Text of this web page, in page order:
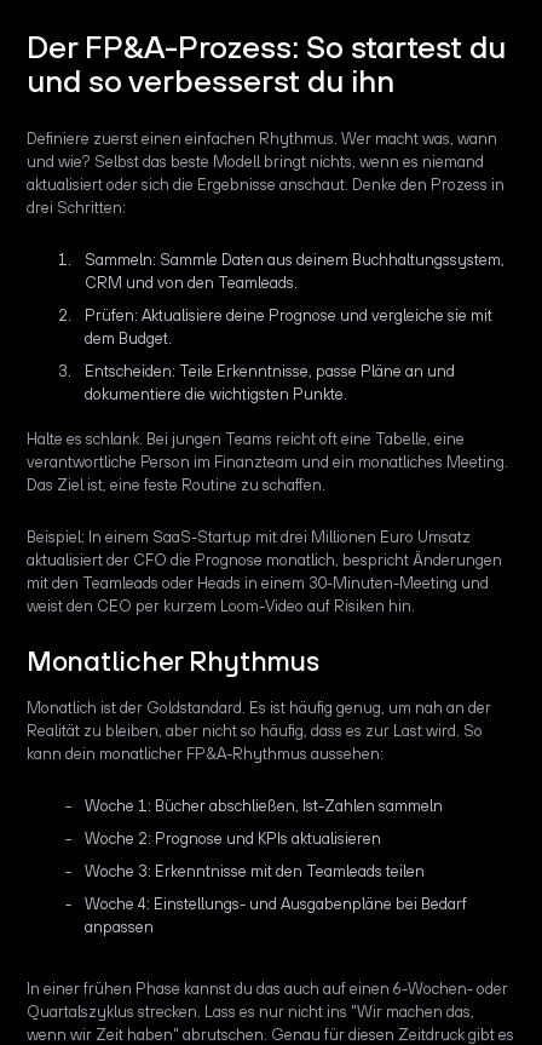
Der FP&A-Prozess: So startest du
und so verbesserst du ihn
Definiere zuerst einen einfachen Rhythmus. Wer macht was, wann
und wie? Selbst das beste Modell bringt nichts, wenn es niemand
aktualisiert oder sich die Ergebnisse anschaut. Denke den Prozess in
drei Schritten:
Sammeln: Sammle Daten aus deinem Buchhaltungssystem,
CRM und von den Teamleads.
Prüfen: Aktualisiere deine Prognose und vergleiche sie mit
dem Budget.
Entscheiden: Teile Erkenntnisse, passe Pläne an und
dokumentiere die wichtigsten Punkte.
Halte es schlank. Bei jungen Teams reicht oft eine Tabelle, eine
verantwortliche Person im Finanzteam und ein monatliches Meeting.
Das Ziel ist, eine feste Routine zu schaffen.
Beispiel: In einem SaaS-Startup mit drei Millionen Euro Umsatz
aktualisiert der CFO die Prognose monatlich, bespricht Änderungen
mit den Teamleads oder Heads in einem 30-Minuten-Meeting und
weist den CEO per kurzem Loom-Video auf Risiken hin.
Monatlicher Rhythmus
Monatlich ist der Goldstandard. Es ist häufig genug, um nah an der
Realität zu bleiben, aber nicht so häufig, dass es zur Last wird. So
kann dein monatlicher FP&A-Rhythmus aussehen:
Woche 1: Bücher abschließen, Ist-Zahlen sammeln
Woche 2: Prognose und KPIs aktualisieren
Woche 3: Erkenntnisse mit den Teamleads teilen
Woche 4: Einstellungs- und Ausgabenpläne bei Bedarf
anpassen
In einer frühen Phase kannst du das auch auf einen 6-Wochen- oder
Quartalszyklus strecken. Lass es nur nicht ins "Wir machen das,
wenn wir Zeit haben" abrutschen. Genau für diesen Zeitdruck gibt es